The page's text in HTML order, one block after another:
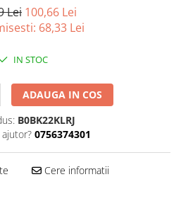
Lei 100,66 Lei
68,33 Lei
IN STOC
ADAUGA IN COS
B0BK22KLRJ
0756374301
Cere informatii